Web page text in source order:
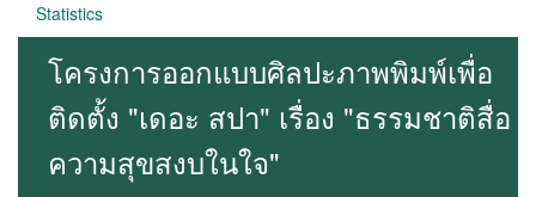
Statistics
โครงการออกแบบศิลปะภาพพิมพ์เพื่อ
ติดตั้ง "เดอะ สปา" เรื่อง "ธรรมชาติสื่อ
ความสุขสงบในใจ"